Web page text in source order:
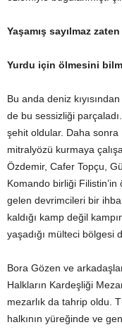
Yaşamış sayılmaz zaten
Yurdu için ölmesini
Bu anda deniz
de bu sessizliği
şehit oldular. Daha sonra
mitralyözü kurmaya
Özdemir, Cafer Topçu,
Komando birliği
gelen devrimcileri bir
kaldığı kamp değil
yaşadığı mülteci bölgesi
Bora Gözen ve
Halkların Kardeşliği
mezarlık da tahrip oldu.
halkının yüreğinde ve